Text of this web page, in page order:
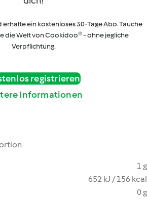
erhalte ein kostenloses 30-Tage Abo. Tauche
die Welt von Cookidoo® - ohne jegliche
Verpflichtung.
registrieren
Informationen
1 g
652 kJ / 156 kcal
0 g